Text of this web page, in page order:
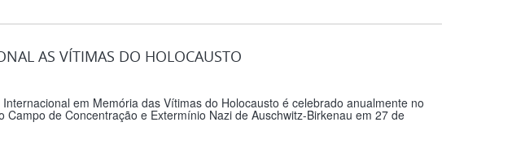
AS VÍTIMAS DO HOLOCAUSTO
O Dia Internacional em Memória das Vítimas do Holocausto é celebrado anualmente no
de Concentração e Extermínio Nazi de Auschwitz-Birkenau em 27 de